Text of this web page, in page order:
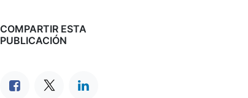
COMPARTIR ESTA
PUBLICACIÓN